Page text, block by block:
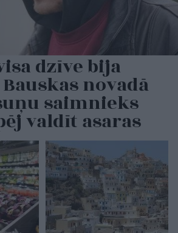
dzīve bija
novadā
saimnieks
valdīt asaras